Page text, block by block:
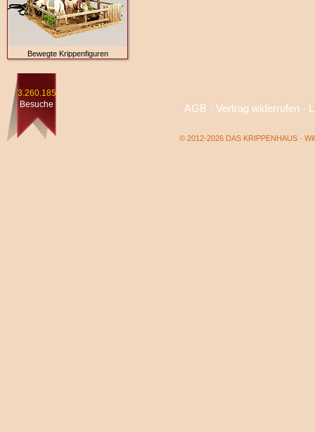
Bewegte Krippenfiguren
3.260.185
Besuche
AGB · Vertrag widerrufen·
© 2012-2026 DAS KRIPPENHAUS ·